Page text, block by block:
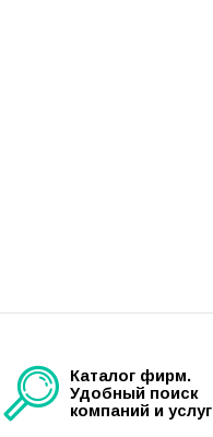
Каталог фирм.
Удобный поиск
компаний и услуг